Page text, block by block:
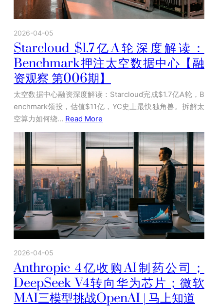
2026-04-05
Starcloud $1.7亿A轮深度解读：
Benchmark押注太空数据中心【融
资观察 第006期】
太空数据中心融资深度解读：Starcloud完成$1.7亿A轮，B
enchmark领投，估值$11亿，YC史上最快独角兽。拆解太
空算力如何绕… Read More
2026-04-05
Anthropic 4亿收购AI制药公司；
DeepSeek V4转向华为芯片；微软
MAI三模型挑战OpenAI | 马上知道